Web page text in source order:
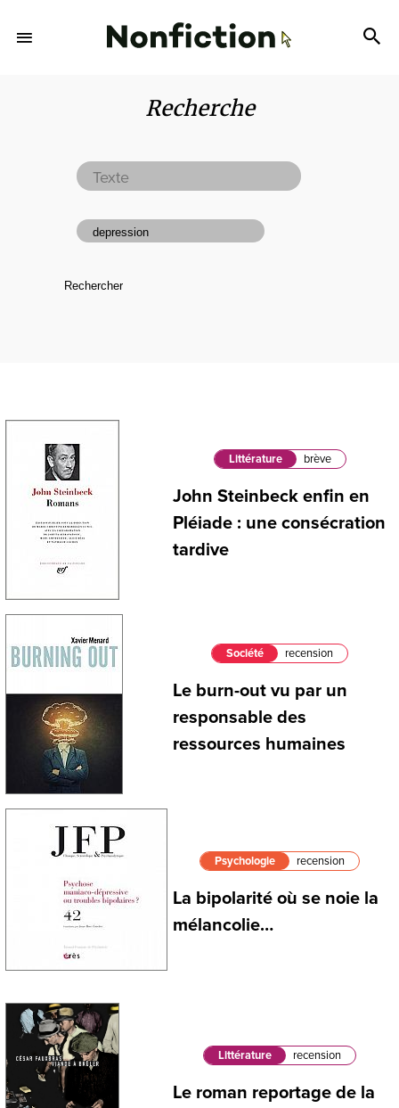
Recherche
Littérature brève
John Steinbeck enfin en
Pléiade : une consécration
tardive
Société recension
Le burn-out vu par un
responsable des
ressources humaines
Psychologie recension
La bipolarité où se noie la
mélancolie…
Littérature recension
Le roman reportage de la